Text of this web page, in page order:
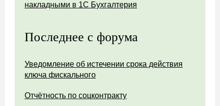
накладными в 1С Бухгалтерия
Последнее с форума
Уведомление об истечении срока действия
ключа фискального
Отчётность по соцконтракту